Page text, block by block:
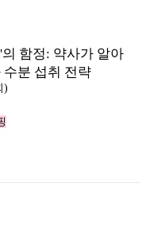
함정: 약사가 알아
분 섭취 전략
)